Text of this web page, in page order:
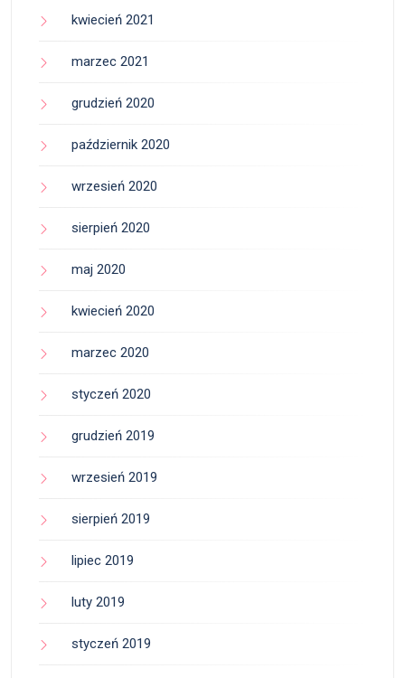
kwiecień 2021
marzec 2021
grudzień 2020
październik 2020
wrzesień 2020
sierpień 2020
maj 2020
kwiecień 2020
marzec 2020
styczeń 2020
grudzień 2019
wrzesień 2019
sierpień 2019
lipiec 2019
luty 2019
styczeń 2019